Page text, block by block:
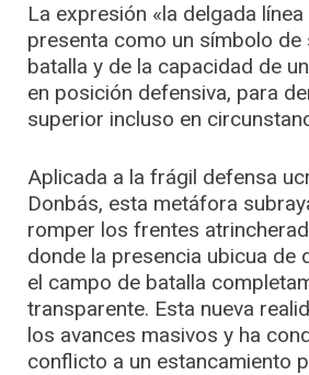
La expresión «la delgada
presenta como un símbolo de
batalla y de la capacidad de
en posición defensiva, para
superior incluso en
Aplicada a la frágil defensa
Donbás, esta metáfora
romper los frentes
donde la presencia ubicua de
el campo de batalla
transparente. Esta nueva
los avances masivos y ha
conflicto a un estancamiento